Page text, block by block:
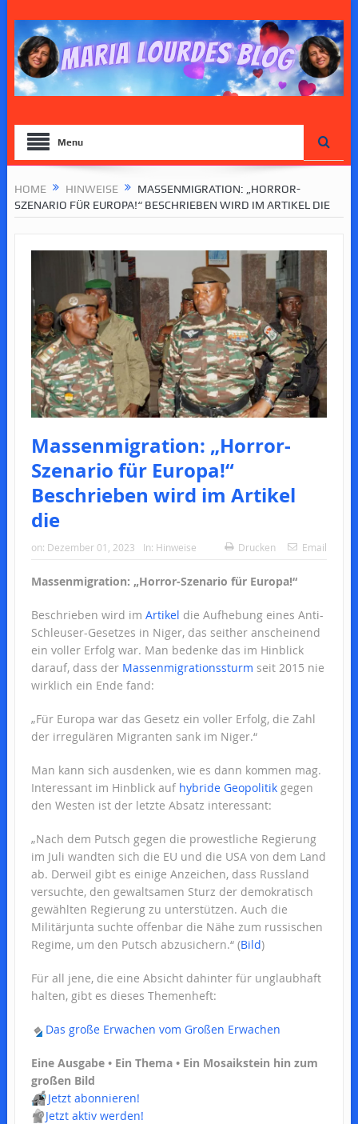
Menu
HOME HINWEISE
MASSENMIGRATION: „HORROR-
SZENARIO FÜR EUROPA!“ BESCHRIEBEN WIRD IM ARTIKEL DIE
Massenmigration: „Horror-
Szenario für Europa!“
Beschrieben wird im Artikel
die
on: Dezember 01, 2023 In: Hinweise Drucken Email
Massenmigration: „Horror-Szenario für Europa!“
Beschrieben wird im Artikel die Aufhebung eines Anti-
Schleuser-Gesetzes in Niger, das seither anscheinend
ein voller Erfolg war. Man bedenke das im Hinblick
darauf, dass der Massenmigrationssturm seit 2015 nie
wirklich ein Ende fand:
„Für Europa war das Gesetz ein voller Erfolg, die Zahl
der irregulären Migranten sank im Niger.“
Man kann sich ausdenken, wie es dann kommen mag.
Interessant im Hinblick auf hybride Geopolitikgegen
den Westen ist der letzte Absatz interessant:
„Nach dem Putsch gegen die prowestliche Regierung
im Juli wandten sich die EU und die USA von dem Land
ab. Derweil gibt es einige Anzeichen, dass Russland
versuchte, den gewaltsamen Sturz der demokratisch
gewählten Regierung zu unterstützen. Auch die
Militärjunta suchte offenbar die Nähe zum russischen
Regime, um den Putsch abzusichern.“ (Bild)
Für all jene, die eine Absicht dahinter für unglaubhaft
halten, gibt es dieses Themenheft:
🔹 Das große Erwachen vom Großen Erwachen
Eine Ausgabe • Ein Thema • Ein Mosaikstein hin zum
großen Bild
📬 Jetzt abonnieren!
📢 Jetzt aktiv werden!